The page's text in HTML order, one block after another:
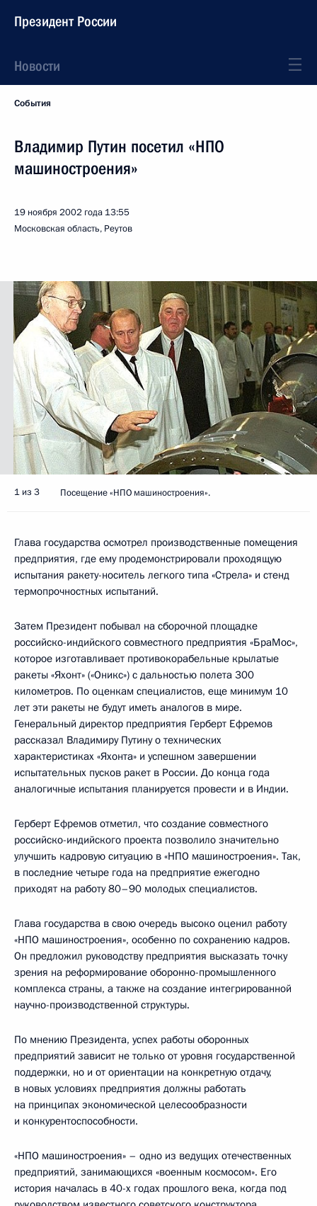
Президент России
Новости
События
Владимир Путин посетил «НПО
машиностроения»
19 ноября 2002 года 13:55
Московская область, Реутов
1 из 3 Посещение «НПО машиностроения».
Глава государства осмотрел производственные помещения
предприятия, где ему продемонстрировали проходящую
испытания ракету-носитель легкого типа «Стрела» и стенд
термопрочностных испытаний.
Затем Президент побывал на сборочной площадке
российско-индийского совместного предприятия «БраМос»,
которое изготавливает противокорабельные крылатые
ракеты «Яхонт» («Оникс») с дальностью полета 300
километров. По оценкам специалистов, еще минимум 10
лет эти ракеты не будут иметь аналогов в мире.
Генеральный директор предприятия Герберт Ефремов
рассказал Владимиру Путину о технических
характеристиках «Яхонта» и успешном завершении
испытательных пусков ракет в России. До конца года
аналогичные испытания планируется провести и в Индии.
Герберт Ефремов отметил, что создание совместного
российско-индийского проекта позволило значительно
улучшить кадровую ситуацию в «НПО машиностроения». Так,
в последние четыре года на предприятие ежегодно
приходят на работу 80–90 молодых специалистов.
Глава государства в свою очередь высоко оценил работу
«НПО машиностроения», особенно по сохранению кадров.
Он предложил руководству предприятия высказать точку
зрения на реформирование оборонно-промышленного
комплекса страны, а также на создание интегрированной
научно-производственной структуры.
По мнению Президента, успех работы оборонных
предприятий зависит не только от уровня государственной
поддержки, но и от ориентации на конкретную отдачу,
в новых условиях предприятия должны работать
на принципах экономической целесообразности
и конкурентоспособности.
«НПО машиностроения» – одно из ведущих отечественных
предприятий, занимающихся «военным космосом». Его
история началась в 40-х годах прошлого века, когда под